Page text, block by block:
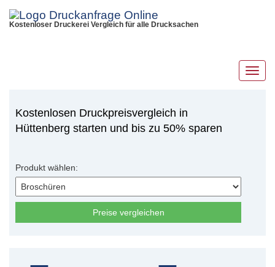
Kostenloser Druckerei Vergleich für alle Drucksachen
Kostenlosen Druckpreisvergleich in
Hüttenberg starten und bis zu 50% sparen
Produkt wählen:
Preise vergleichen